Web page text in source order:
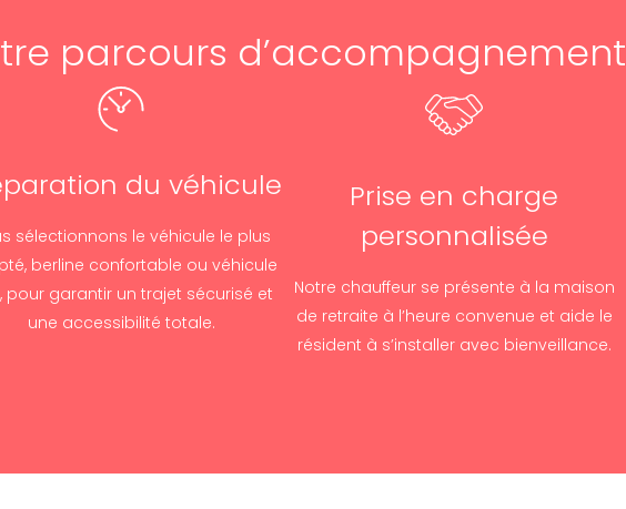
parcours d’accompagnement
du véhicule
sélectionnons le véhicule le plus
berline confortable ou véhicule
pour garantir un trajet sécurisé et
une accessibilité totale.
Prise en charge
personnalisée
Notre chauffeur se présente à la maison
de retraite à l’heure convenue et aide le
résident à s’installer avec bienveillance.